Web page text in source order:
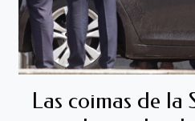
Las coimas de la